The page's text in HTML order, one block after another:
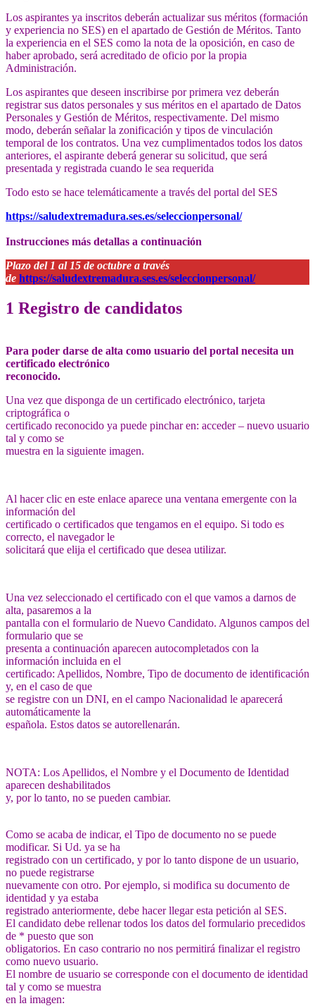
Los aspirantes ya inscritos deberán actualizar sus méritos (formación
y experiencia no SES) en el apartado de Gestión de Méritos. Tanto
la experiencia en el SES como la nota de la oposición, en caso de
haber aprobado, será acreditado de oficio por la propia
Administración.
Los aspirantes que deseen inscribirse por primera vez deberán
registrar sus datos personales y sus méritos en el apartado de Datos
Personales y Gestión de Méritos, respectivamente. Del mismo
modo, deberán señalar la zonificación y tipos de vinculación
temporal de los contratos. Una vez cumplimentados todos los datos
anteriores, el aspirante deberá generar su solicitud, que será
presentada y registrada cuando le sea requerida
Todo esto se hace telemáticamente a través del portal del SES
https://saludextremadura.ses.es/seleccionpersonal/
Instrucciones más detallas a continuación
Plazo del 1 al 15 de octubre a través
de https://saludextremadura.ses.es/seleccionpersonal/
1 Registro de candidatos
Para poder darse de alta como usuario del portal necesita un
certificado electrónico
reconocido.
Una vez que disponga de un certificado electrónico, tarjeta
criptográfica o
certificado reconocido ya puede pinchar en: acceder – nuevo usuario
tal y como se
muestra en la siguiente imagen.
Al hacer clic en este enlace aparece una ventana emergente con la
información del
certificado o certificados que tengamos en el equipo. Si todo es
correcto, el navegador le
solicitará que elija el certificado que desea utilizar.
Una vez seleccionado el certificado con el que vamos a darnos de
alta, pasaremos a la
pantalla con el formulario de Nuevo Candidato. Algunos campos del
formulario que se
presenta a continuación aparecen autocompletados con la
información incluida en el
certificado: Apellidos, Nombre, Tipo de documento de identificación
y, en el caso de que
se registre con un DNI, en el campo Nacionalidad le aparecerá
automáticamente la
española. Estos datos se autorellenarán.
NOTA: Los Apellidos, el Nombre y el Documento de Identidad
aparecen deshabilitados
y, por lo tanto, no se pueden cambiar.
Como se acaba de indicar, el Tipo de documento no se puede
modificar. Si Ud. ya se ha
registrado con un certificado, y por lo tanto dispone de un usuario,
no puede registrarse
nuevamente con otro. Por ejemplo, si modifica su documento de
identidad y ya estaba
registrado anteriormente, debe hacer llegar esta petición al SES.
El candidato debe rellenar todos los datos del formulario precedidos
de * puesto que son
obligatorios. En caso contrario no nos permitirá finalizar el registro
como nuevo usuario.
El nombre de usuario se corresponde con el documento de identidad
tal y como se muestra
en la imagen: